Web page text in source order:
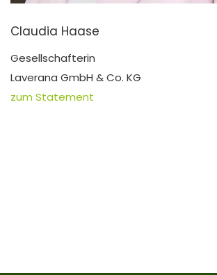
Claudia Haase
Gesellschafterin
Laverana GmbH & Co. KG
zum Statement